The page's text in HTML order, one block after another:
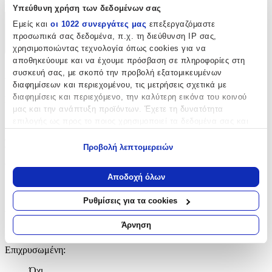
Υπεύθυνη χρήση των δεδομένων σας
Εμείς και οι 1022 συνεργάτες μας επεξεργαζόμαστε
προσωπικά σας δεδομένα, π.χ. τη διεύθυνση IP σας,
χρησιμοποιώντας τεχνολογία όπως cookies για να
αποθηκεύουμε και να έχουμε πρόσβαση σε πληροφορίες στη
συσκευή σας, με σκοπό την προβολή εξατομικευμένων
διαφημίσεων και περιεχομένου, τις μετρήσεις σχετικά με
διαφημίσεις και περιεχόμενο, την καλύτερη εικόνα του κοινού
μας και την ανάπτυξη προϊόντων. Έχετε τη δυνατότητα
Να συλλέξουμε πληροφορίες σχετικά με τη γεωγραφική
σας τοποθεσία, οι οποίες μπορεί να είναι ακριβείς σε
απόσταση μερικών μέτρων
Να αναγνωρίσουμε τη συσκευή σας σαρώνοντας ενεργά
για συγκεκριμένα χαρακτηριστικά (δακτυλικό αποτύπωμα)
Μάθετε περισσότερα σχετικά με τον τρόπο επεξεργασίας των
προσωπικών σας δεδομένων και καθορίστε τις προτιμήσεις σας
Προβολή λεπτομερειών
Αποδοχή όλων
Ρυθμίσεις για τα cookies
Άρνηση
Χαρακτηριστικά
+
Χαρακτηριστικά
Κατασκευαστής:
Βασικά Χαρακτηριστικά
Υλικό:
Ανοξείδωτο Ατσάλι
Δίχρωμη:
Επιχρυσωμένη: